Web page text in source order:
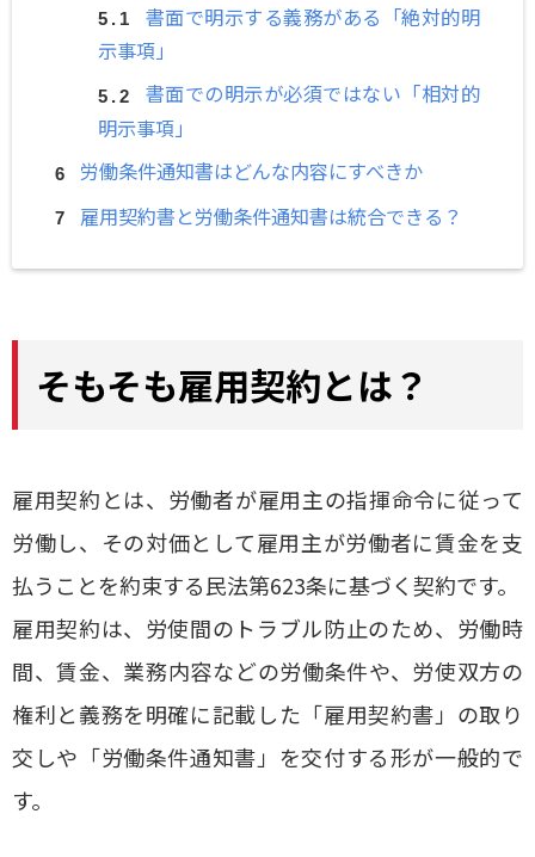
書面で明示する義務がある「絶対的明
示事項」
書面での明示が必須ではない「相対的
明示事項」
労働条件通知書はどんな内容にすべきか
雇用契約書と労働条件通知書は統合できる？
そもそも雇用契約とは？
雇用契約とは、労働者が雇用主の指揮命令に従って
労働し、その対価として雇用主が労働者に賃金を支
払うことを約束する民法第623条に基づく契約です。
雇用契約は、労使間のトラブル防止のため、労働時
間、賃金、業務内容などの労働条件や、労使双方の
権利と義務を明確に記載した「雇用契約書」の取り
交しや「労働条件通知書」を交付する形が一般的で
す。